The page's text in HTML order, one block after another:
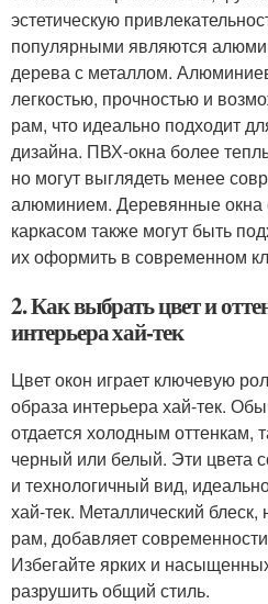
эстетическую
популярными являются
дерева с металлом.
легкостью, прочностью и
рам, что идеально подходит
дизайна. ПВХ-окна более
но могут выглядеть менее
алюминием. Деревянные окна
каркасом также могут быть
их оформить в современном
2. Как выбрать цвет и
интерьера хай-тек
Цвет окон играет ключевую
образа интерьера хай-тек.
отдается холодным оттенкам,
черный или белый. Эти цвета
и технологичный вид,
хай-тек. Металлический
рам, добавляет
Избегайте ярких и
разрушить общий стиль.